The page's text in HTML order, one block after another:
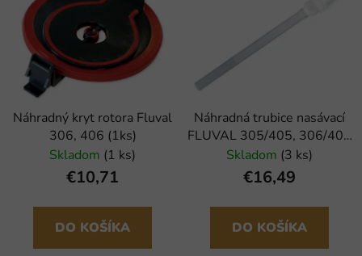
Náhradný kryt rotora Fluval
306, 406 (1ks)
Skladom (1 ks)
€10,71
DO KOŠÍKA
Náhradná trubice nasávací
FLUVAL 305/405, 306/406
(1ks)
Skladom (3 ks)
€16,49
DO KOŠÍKA